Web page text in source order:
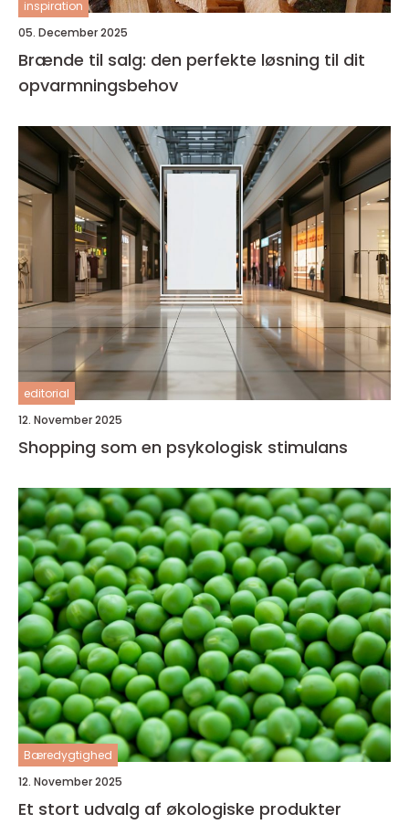
inspiration
05. December 2025
Brænde til salg: den perfekte løsning til dit
opvarmningsbehov
editorial
12. November 2025
Shopping som en psykologisk stimulans
Bæredygtighed
12. November 2025
Et stort udvalg af økologiske produkter